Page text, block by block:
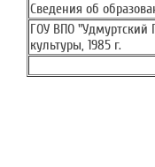
Сведения об
ГОУ ВПО "Удмуртский
культуры, 1985 г.